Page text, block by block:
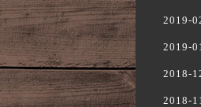
2019-
2019-
2018-
2018-